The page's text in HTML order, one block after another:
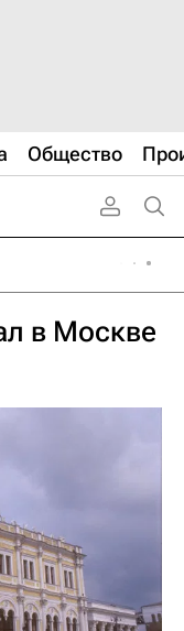
Общество
в Москве